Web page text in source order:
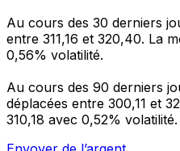
Au cours des 30 derniers
entre 311,16 et 320,40. La
0,56% volatilité.
Au cours des 90 derniers
déplacées entre 300,11 et
310,18 avec 0,52% volatilité.